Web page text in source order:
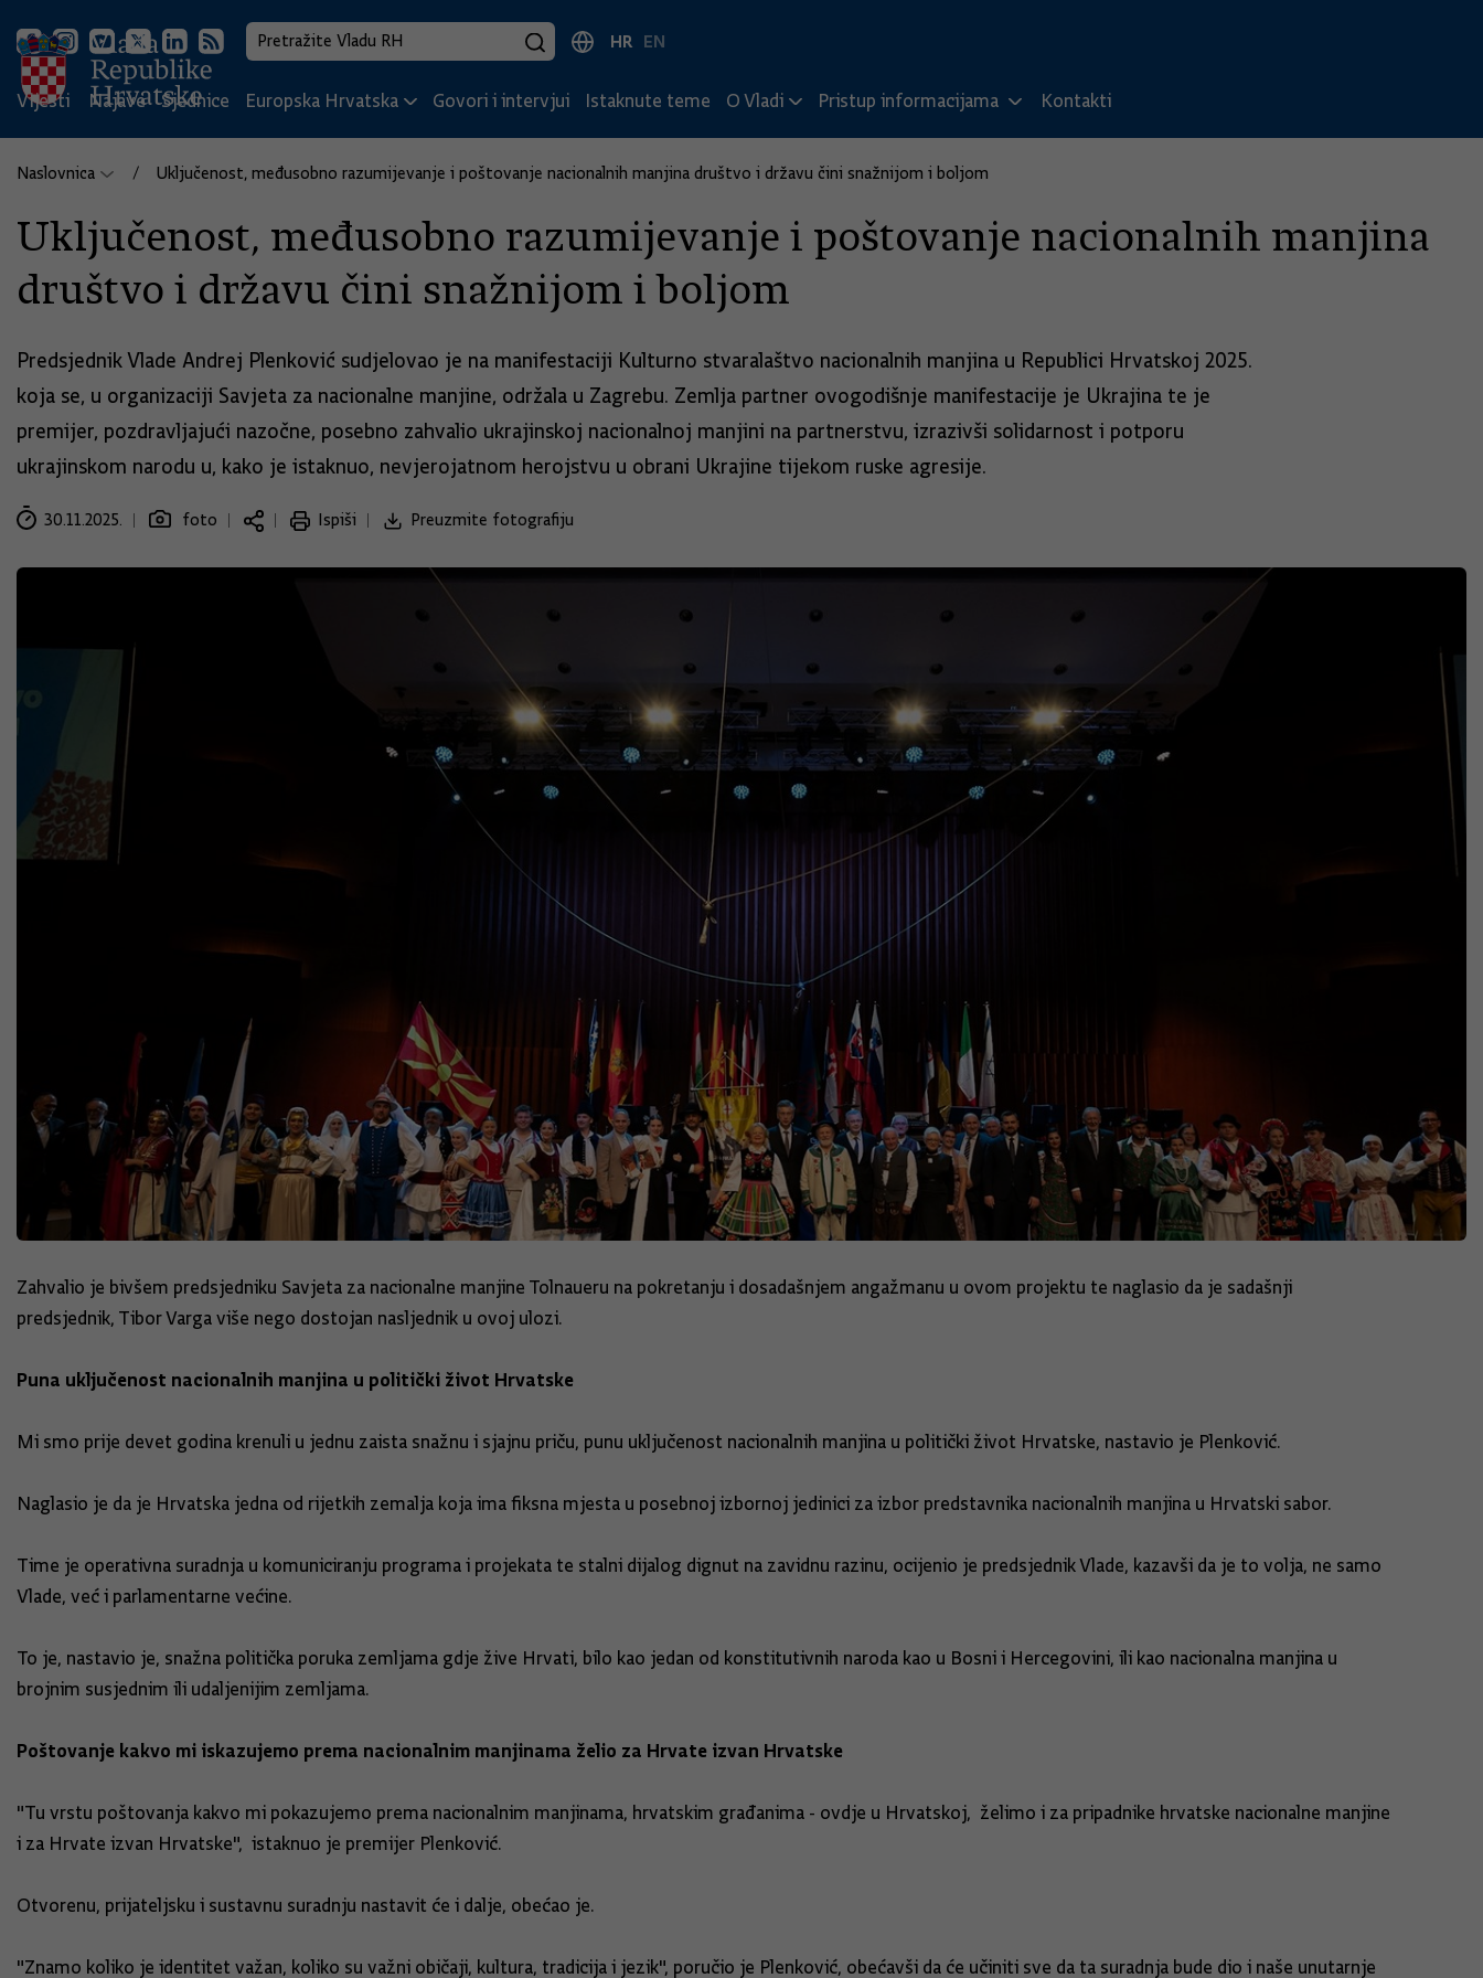
HR EN
Vijesti Najave Sjednice Europska Hrvatska Govori i intervjui Istaknute teme O Vladi Pristup informacijama Kontakti
Naslovnica Uključenost, međusobno razumijevanje i poštovanje nacionalnih manjina društvo i državu čini snažnijom i boljom
Uključenost, međusobno razumijevanje i poštovanje nacionalnih manjina
društvo i državu čini snažnijom i boljom
Predsjednik Vlade Andrej Plenković sudjelovao je na manifestaciji Kulturno stvaralaštvo nacionalnih manjina u Republici Hrvatskoj 2025.
koja se, u organizaciji Savjeta za nacionalne manjine, održala u Zagrebu. Zemlja partner ovogodišnje manifestacije je Ukrajina te je
premijer, pozdravljajući nazočne, posebno zahvalio ukrajinskoj nacionalnoj manjini na partnerstvu, izrazivši solidarnost i potporu
ukrajinskom narodu u, kako je istaknuo, nevjerojatnom herojstvu u obrani Ukrajine tijekom ruske agresije.
30.11.2025. foto Ispiši Preuzmite fotografiju
Zahvalio je bivšem predsjedniku Savjeta za nacionalne manjine Tolnaueru na pokretanju i dosadašnjem angažmanu u ovom projektu te naglasio da je sadašnji
predsjednik, Tibor Varga više nego dostojan nasljednik u ovoj ulozi.
Puna uključenost nacionalnih manjina u politički život Hrvatske
Mi smo prije devet godina krenuli u jednu zaista snažnu i sjajnu priču, punu uključenost nacionalnih manjina u politički život Hrvatske, nastavio je Plenković.
Naglasio je da je Hrvatska jedna od rijetkih zemalja koja ima fiksna mjesta u posebnoj izbornoj jedinici za izbor predstavnika nacionalnih manjina u Hrvatski sabor.
Time je operativna suradnja u komuniciranju programa i projekata te stalni dijalog dignut na zavidnu razinu, ocijenio je predsjednik Vlade, kazavši da je to volja, ne samo
Vlade, već i parlamentarne većine.
To je, nastavio je, snažna politička poruka zemljama gdje žive Hrvati, bilo kao jedan od konstitutivnih naroda kao u Bosni i Hercegovini, ili kao nacionalna manjina u
brojnim susjednim ili udaljenijim zemljama.
Poštovanje kakvo mi iskazujemo prema nacionalnim manjinama želio za Hrvate izvan Hrvatske
"Tu vrstu poštovanja kakvo mi pokazujemo prema nacionalnim manjinama, hrvatskim građanima - ovdje u Hrvatskoj, želimo i za pripadnike hrvatske nacionalne manjine
i za Hrvate izvan Hrvatske", istaknuo je premijer Plenković.
Otvorenu, prijateljsku i sustavnu suradnju nastavit će i dalje, obećao je.
"Znamo koliko je identitet važan, koliko su važni običaji, kultura, tradicija i jezik", poručio je Plenković, obećavši da će učiniti sve da ta suradnja bude dio i naše unutarnje